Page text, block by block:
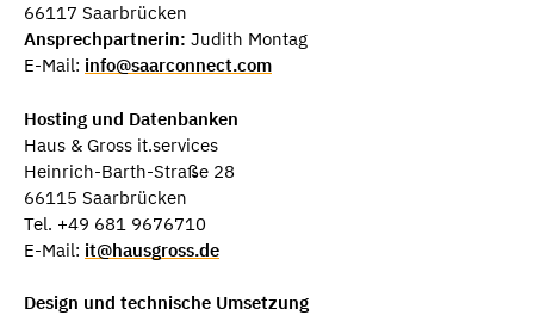
66117 Saarbrücken
Ansprechpartnerin: Judith Montag
​E-Mail: info@saarconnect.com
Hosting und Datenbanken
Haus & Gross it.services
Heinrich-Barth-Straße 28
66115 Saarbrücken
Tel. +49 681 9676710
E-Mail: it@hausgross.de
Design und technische Umsetzung